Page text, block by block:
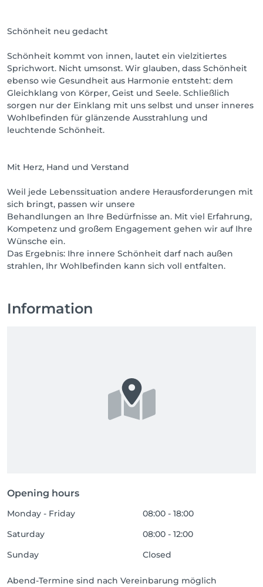
Schönheit neu gedacht
Schönheit kommt von innen, lautet ein vielzitiertes
Sprichwort. Nicht umsonst. Wir glauben, dass Schönheit
ebenso wie Gesundheit aus Harmonie entsteht: dem
Gleichklang von Körper, Geist und Seele. Schließlich
sorgen nur der Einklang mit uns selbst und unser inneres
Wohlbefinden für glänzende Ausstrahlung und
leuchtende Schönheit.
Mit Herz, Hand und Verstand
Weil jede Lebenssituation andere Herausforderungen mit
sich bringt, passen wir unsere
Behandlungen an Ihre Bedürfnisse an. Mit viel Erfahrung,
Kompetenz und großem Engagement gehen wir auf Ihre
Wünsche ein.
Das Ergebnis: Ihre innere Schönheit darf nach außen
strahlen, Ihr Wohlbefinden kann sich voll entfalten.
Information
Opening hours
Monday - Friday
08:00 - 18:00
Saturday
08:00 - 12:00
Sunday
Closed
Abend-Termine sind nach Vereinbarung möglich